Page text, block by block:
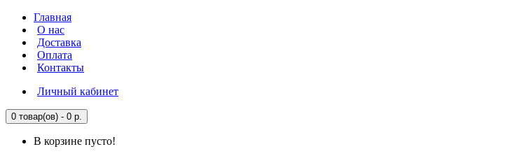
Главная
О нас
Доставка
Оплата
Контакты
Личный кабинет
0 товар(ов) - 0 р.
В корзине пусто!